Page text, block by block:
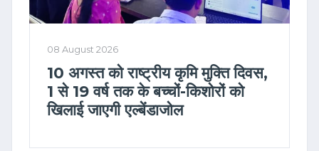
08 August 2026
10 अगस्त को राष्ट्रीय कृमि मुक्ति दिवस,
1 से 19 वर्ष तक के बच्चों-किशोरों को
खिलाई जाएगी एल्बेंडाजोल